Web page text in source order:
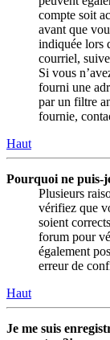
compte soit
avant que
indiquée lors
courriel,
Si vous
fourni une
par un filtre
fournie,
Haut
Pourquoi ne puis-
Plusieurs
vérifiez que
soient
forum pour
également
erreur de
Haut
Je me suis